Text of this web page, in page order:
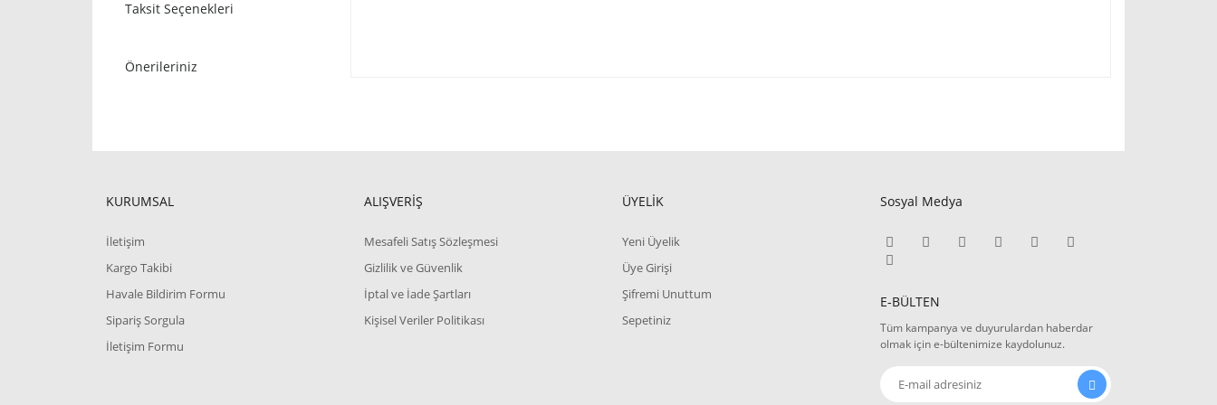
Taksit Seçenekleri
Önerileriniz
KURUMSAL
İletişim
Kargo Takibi
Havale Bildirim Formu
Sipariş Sorgula
İletişim Formu
ALIŞVERİŞ
Mesafeli Satış Sözleşmesi
Gizlilik ve Güvenlik
İptal ve İade Şartları
Kişisel Veriler Politikası
ÜYELİK
Yeni Üyelik
Üye Girişi
Şifremi Unuttum
Sepetiniz
Sosyal Medya
E-BÜLTEN
Tüm kampanya ve duyurulardan haberdar
olmak için e-bültenimize kaydolunuz.